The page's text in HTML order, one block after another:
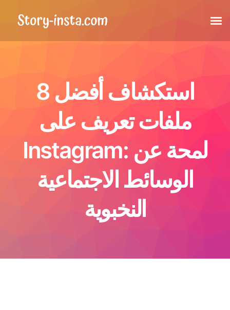
الملفات المميزة
المنشورات
المنشورات المشار إليها
الفيديوهات القصيرة
صورة الملف الشخصي
فيديو
استكشاف أفضل 8
ملفات تعريف على
Instagram: لمحة عن
الوسائط الاجتماعية
النخبوية